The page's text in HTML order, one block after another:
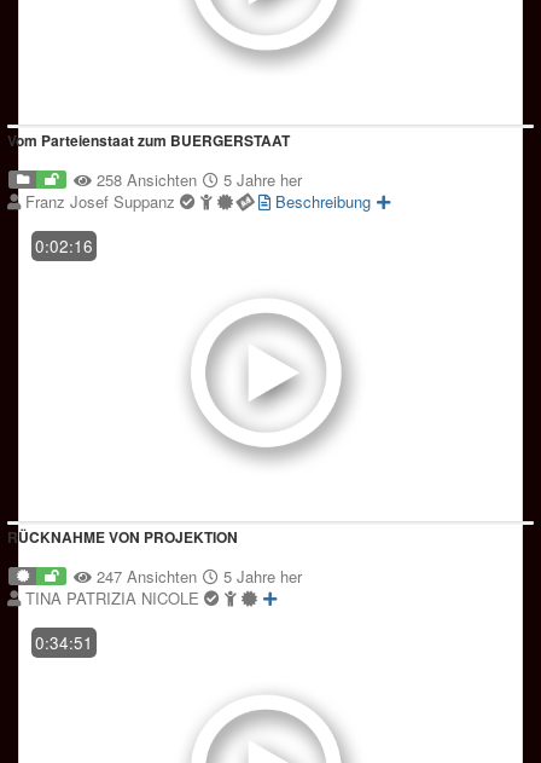
Vom Parteienstaat zum BUERGERSTAAT
258 Ansichten
5 Jahre her
Franz Josef Suppanz
Beschreibung
0:02:16
RÜCKNAHME VON PROJEKTION
247 Ansichten
5 Jahre her
TINA PATRIZIA NICOLE
0:34:51